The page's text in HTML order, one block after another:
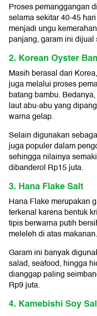
Proses pemanggangan
selama sekitar 40-45
menjadi ungu
panjang, garam ini
2. Korean Oyster
Masih berasal dari
juga melalui proses
batang bambu.
laut abu-abu yang
warna gelap.
Selain digunakan
juga populer dalam
sehingga nilainya
dibanderol Rp15 juta.
3. Hana Flake Salt
Hana Flake merupakan
terkenal karena bentuk
tipis berwarna putih
meleleh di atas makanan.
Garam ini banyak
salad, seafood, hingga
dianggap paling
Rp9 juta.
4. Kamebishi Soy